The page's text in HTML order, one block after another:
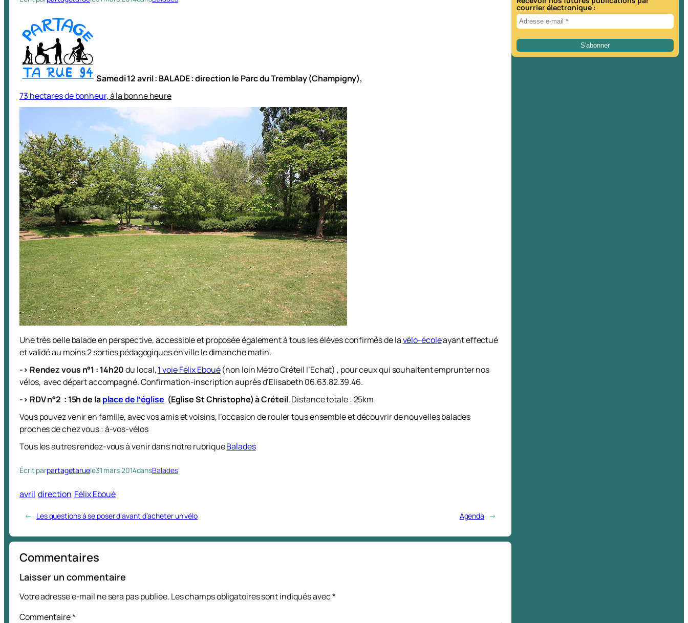
Samedi 12 avril : BALADE : direction le Parc du Tremblay (Champigny),
73 hectares de bonheur, à la bonne heure
Une très belle balade en perspective,accessible et proposée également à tous les élèves confirmés de lavélo-écoleayant effectué
et validé au moins 2 sorties pédagogiques en ville le dimanche matin.
-> Rendez vous n°1 : 14h20du local,1 voie Félix Eboué(non loin Métro Créteil l’Echat) , pour ceux qui souhaitent emprunter nos
vélos, avec départ accompagné. Confirmation-inscription auprès d’Elisabeth 06.63.82.39.46.
-> RDV n°2 : 15h de laplace de l’église (Eglise St Christophe) à Créteil. Distance totale : 25km
Vous pouvez venir en famille, avec vos amis et voisins, l’occasion de rouler tous ensemble et découvrir de nouvelles balades
proches de chez vous : à-vos-vélos
Tous les autres rendez-vous à venir dans notre rubriqueBalades
Écrit parpartagetaruele31 mars 2014dansBalades
avril direction Félix Eboué
← Les questions à se poser d’avant d’acheter un vélo Agenda →
Commentaires
Laisser un commentaire
Votre adresse e-mail ne sera pas publiée. Les champs obligatoires sont indiqués avec*
Commentaire*
courrier électronique :